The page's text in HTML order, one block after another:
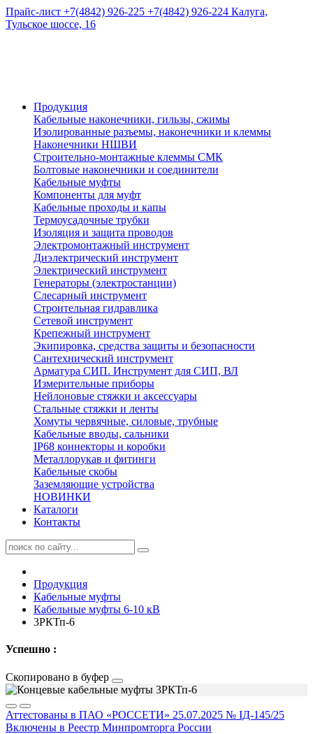
Прайс-лист +7(4842) 926-225 +7(4842) 926-224 Калуга,
Тульское шоссе, 16
Продукция
Кабельные наконечники, гильзы, сжимы
Изолированные разъемы, наконечники и клеммы
Наконечники НШВИ
Строительно-монтажные клеммы СМК
Болтовые наконечники и соединители
Кабельные муфты
Компоненты для муфт
Кабельные проходы и капы
Термоусадочные трубки
Изоляция и защита проводов
Электромонтажный инструмент
Диэлектрический инструмент
Электрический инструмент
Генераторы (электростанции)
Слесарный инструмент
Строительная гидравлика
Сетевой инструмент
Крепежный инструмент
Экипировка, средства защиты и безопасности
Сантехнический инструмент
Арматура СИП. Инструмент для СИП, ВЛ
Измерительные приборы
Нейлоновые стяжки и аксессуары
Стальные стяжки и ленты
Хомуты червячные, силовые, трубные
Кабельные вводы, сальники
IP68 коннекторы и коробки
Металлорукав и фитинги
Кабельные скобы
Заземляющие устройства
НОВИНКИ
Каталоги
Контакты
Продукция
Кабельные муфты
Кабельные муфты 6-10 кВ
3РКТп-6
Успешно :
Скопировано в буфер
Аттестованы в ПАО «РОССЕТИ» 25.07.2025 № IД-145/25
Включены в Реестр Минпромторга России